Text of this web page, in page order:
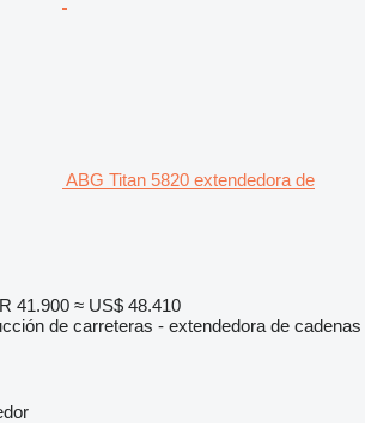
ABG Titan 5820 extendedora de
41.900 ≈ US$ 48.410
de carreteras - extendedora de cadenas